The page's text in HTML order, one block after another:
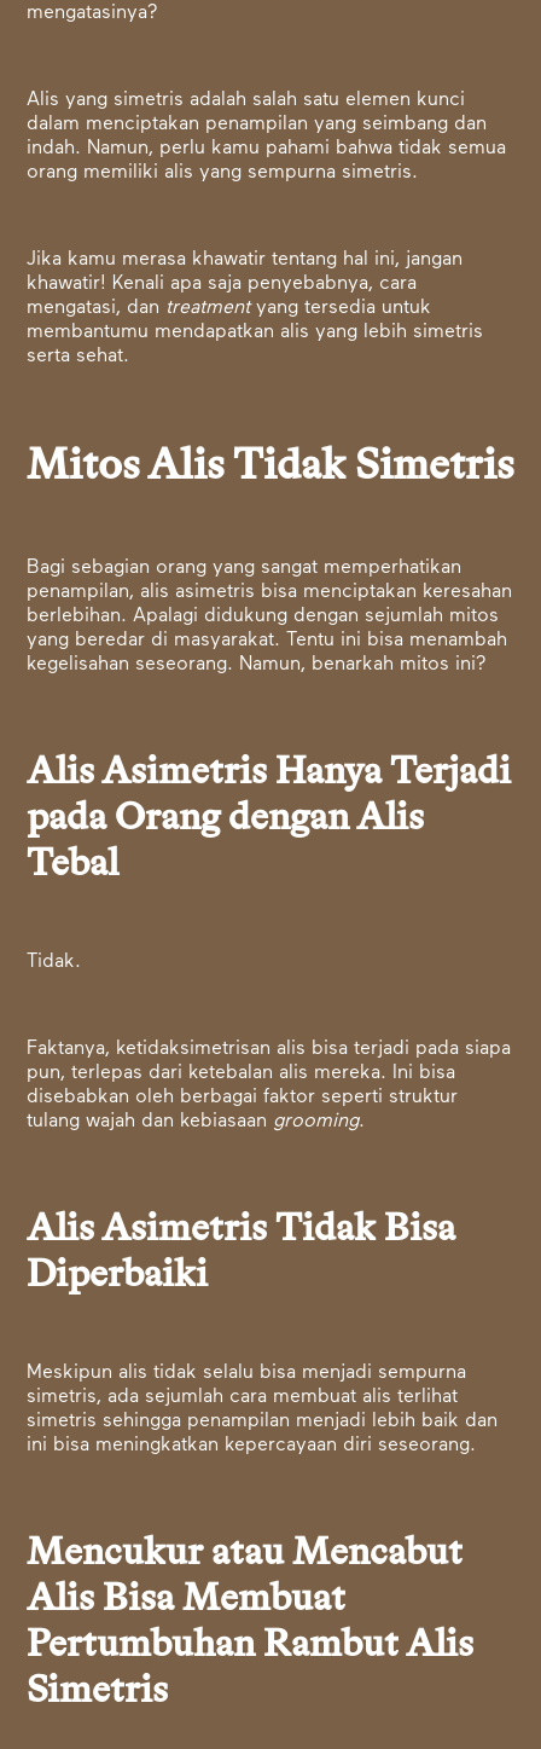
mengatasinya?
Alis yang simetris adalah salah satu elemen kunci
dalam menciptakan penampilan yang seimbang dan
indah. Namun, perlu kamu pahami bahwa tidak semua
orang memiliki alis yang sempurna simetris.
Jika kamu merasa khawatir tentang hal ini, jangan
khawatir! Kenali apa saja penyebabnya, cara
mengatasi, dan treatmentyang tersedia untuk
membantumu mendapatkan alis yang lebih simetris
serta sehat.
Mitos Alis Tidak Simetris
Bagi sebagian orang yang sangat memperhatikan
penampilan, alis asimetris bisa menciptakan keresahan
berlebihan. Apalagi didukung dengan sejumlah mitos
yang beredar di masyarakat. Tentu ini bisa menambah
kegelisahan seseorang. Namun, benarkah mitos ini?
Alis Asimetris Hanya Terjadi
pada Orang dengan Alis
Tebal
Tidak.
Faktanya, ketidaksimetrisan alis bisa terjadi pada siapa
pun, terlepas dari ketebalan alis mereka. Ini bisa
disebabkan oleh berbagai faktor seperti struktur
tulang wajah dan kebiasaan grooming.
Alis Asimetris Tidak Bisa
Diperbaiki
Meskipun alis tidak selalu bisa menjadi sempurna
simetris, ada sejumlah cara membuat alis terlihat
simetris sehingga penampilan menjadi lebih baik dan
ini bisa meningkatkan kepercayaan diri seseorang.
Mencukur atau Mencabut
Alis Bisa Membuat
Pertumbuhan Rambut Alis
Simetris